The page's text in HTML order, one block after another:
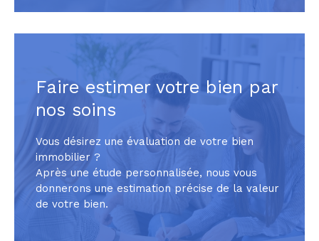
Faire estimer votre bien par
nos soins
Vous désirez une évaluation de votre bien
immobilier ?
Après une étude personnalisée, nous vous
donnerons une estimation précise de la valeur
de votre bien.